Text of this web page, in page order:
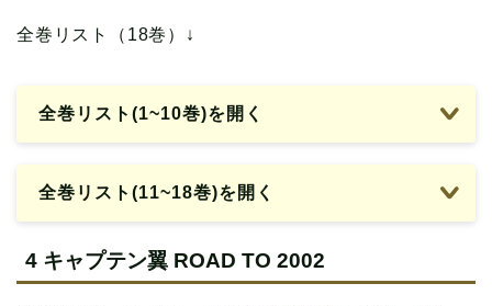
全巻リスト（18巻）↓
全巻リスト(1~10巻)を開く
全巻リスト(11~18巻)を開く
4 キャプテン翼 ROAD TO 2002